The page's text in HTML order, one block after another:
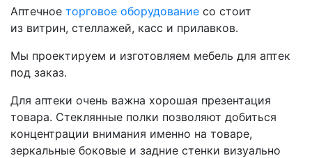
Аптечное торговое оборудование со стоит
из витрин, стеллажей, касс и прилавков.
Мы проектируем и изготовляем мебель для аптек
под заказ.
Для аптеки очень важна хорошая презентация
товара. Стеклянные полки позволяют добиться
концентрации внимания именно на товаре,
зеркальные боковые и задние стенки визуально